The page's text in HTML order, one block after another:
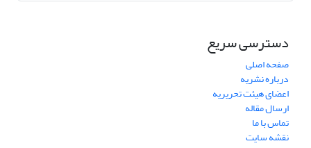
دسترسی سریع
صفحه اصلی
درباره نشریه
اعضای هیئت تحریریه
ارسال مقاله
تماس با ما
نقشه سایت